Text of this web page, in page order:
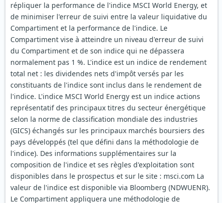
répliquer la performance de l'indice MSCI World Energy, et
de minimiser l'erreur de suivi entre la valeur liquidative du
Compartiment et la performance de l'indice. Le
Compartiment vise à atteindre un niveau d'erreur de suivi
du Compartiment et de son indice qui ne dépassera
normalement pas 1 %. L'indice est un indice de rendement
total net : les dividendes nets d'impôt versés par les
constituants de l'indice sont inclus dans le rendement de
l'indice. L'indice MSCI World Energy est un indice actions
représentatif des principaux titres du secteur énergétique
selon la norme de classification mondiale des industries
(GICS) échangés sur les principaux marchés boursiers des
pays développés (tel que défini dans la méthodologie de
l'indice). Des informations supplémentaires sur la
composition de l'indice et ses règles d'exploitation sont
disponibles dans le prospectus et sur le site : msci.com La
valeur de l'indice est disponible via Bloomberg (NDWUENR).
Le Compartiment appliquera une méthodologie de